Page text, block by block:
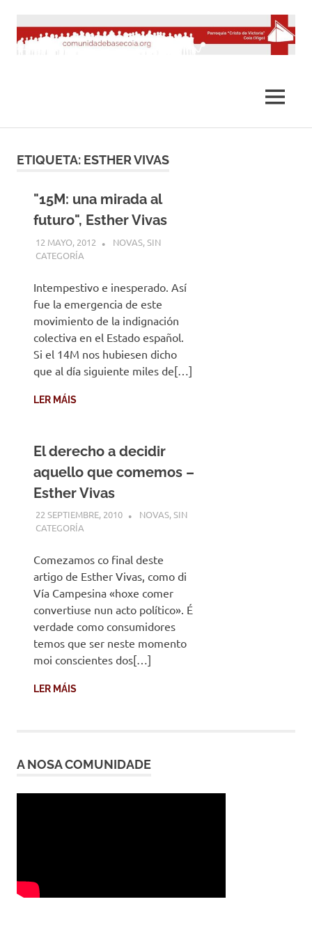
contenido
MENÚ
ETIQUETA: ESTHER VIVAS
"15M: una mirada al
futuro", Esther Vivas
12 MAYO, 2012 DESARROLLO
NOVAS,SIN
CATEGORÍA
Intempestivo e inesperado. Así
fue la emergencia de este
movimiento de la indignación
colectiva en el Estado español.
Si el 14M nos hubiesen dicho
que al día siguiente miles de[…]
LER MÁIS
El derecho a decidir
aquello que comemos –
Esther Vivas
22 SEPTIEMBRE, 2010 DESARROLLO
NOVAS,SIN
CATEGORÍA
Comezamos co final deste
artigo de Esther Vivas, como di
Vía Campesina «hoxe comer
convertiuse nun acto político». É
verdade como consumidores
temos que ser neste momento
moi conscientes dos[…]
LER MÁIS
A NOSA COMUNIDADE